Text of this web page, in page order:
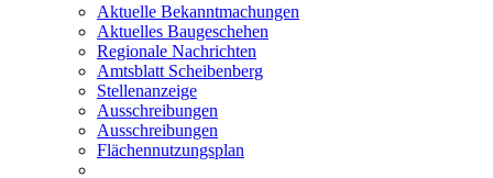
Aktuelle Bekanntmachungen
Aktuelles Baugeschehen
Regionale Nachrichten
Amtsblatt Scheibenberg
Stellenanzeige
Ausschreibungen
Ausschreibungen
Flächennutzungsplan